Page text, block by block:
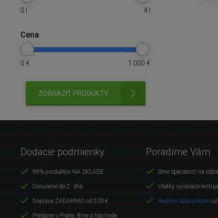
0 4
Cena
0 € 1 000 €
ZOBRAZIŤ PRODUKTY
Dodacie podmienky
99% produktov NA SKLADE
Doručenie do 2. dňa
Doprava ZADARMO od 200 €
Predajne v Prahe, Brne a Náchode
Poradíme Vám
Sme špecialisti na
Všetky vysávače
Radíme zákazníkom